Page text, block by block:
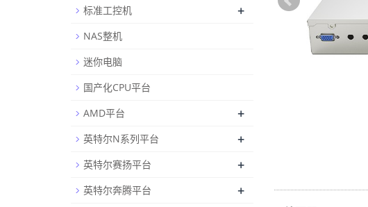
标准工控机 +
NAS整机
迷你电脑
国产化CPU平台
AMD平台
+
英特尔N系列平台 +
英特尔赛扬平台 +
英特尔奔腾平台 +